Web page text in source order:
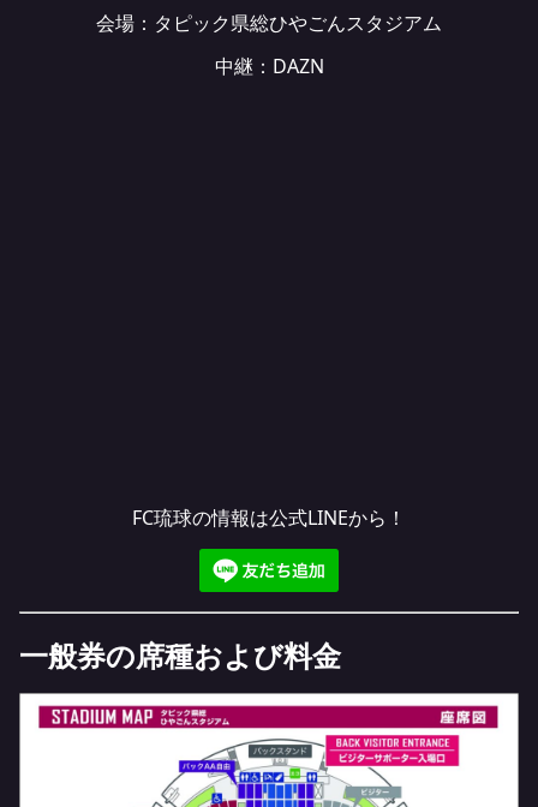
会場： タピック県総ひやごんスタジアム
中継：DAZN
FC琉球の情報は公式LINEから！
一般券の席種および料金